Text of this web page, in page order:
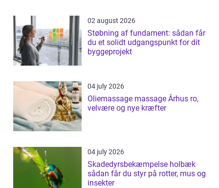
02 august 2026
Støbning af fundament: sådan får
du et solidt udgangspunkt for dit
byggeprojekt
04 july 2026
Oliemassage massage Århus ro,
velvære og nye kræfter
04 july 2026
Skadedyrsbekæmpelse holbæk
sådan får du styr på rotter, mus og
insekter